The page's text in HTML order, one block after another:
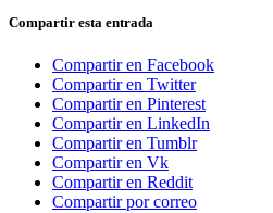
Compartir esta entrada
Compartir en Facebook
Compartir en Twitter
Compartir en Pinterest
Compartir en LinkedIn
Compartir en Tumblr
Compartir en Vk
Compartir en Reddit
Compartir por correo